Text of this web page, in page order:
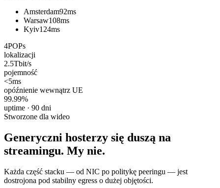
Amsterdam92ms
Warsaw108ms
Kyiv124ms
4POPs
lokalizacji
2.5Tbit/s
pojemność
<5ms
opóźnienie wewnątrz UE
99.99%
uptime · 90 dni
Stworzone dla wideo
Generyczni hosterzy się duszą na
streamingu. My nie.
Każda część stacku — od NIC po politykę peeringu — jest
dostrojona pod stabilny egress o dużej objętości.